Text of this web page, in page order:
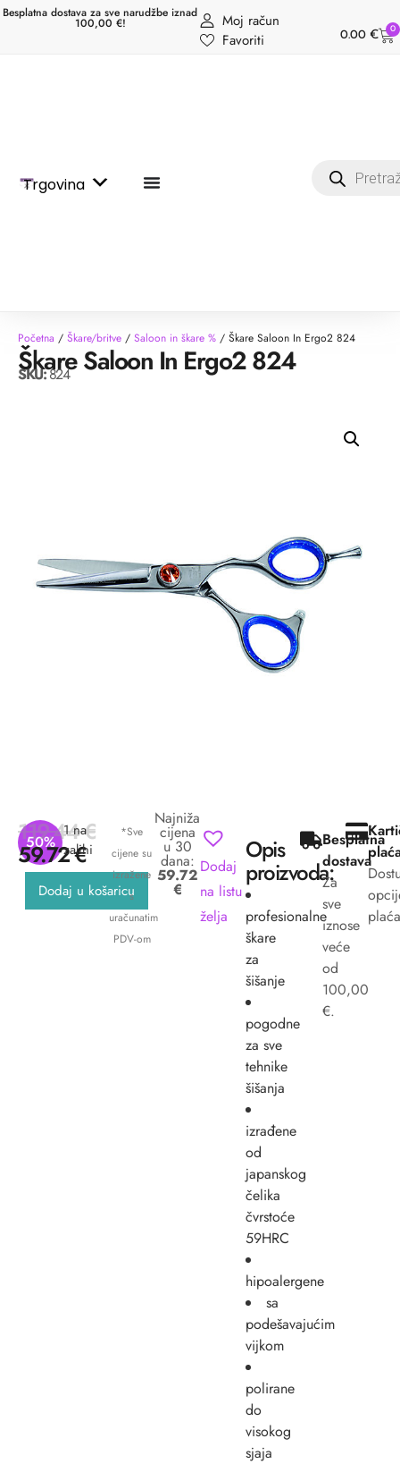
Besplatna dostava za sve narudžbe iznad
100,00 €!
Moj račun
Favoriti
0.00 € 0
Trgovina
Početna / Škare/britve / Saloon in škare % / Škare Saloon In Ergo2 824
Škare Saloon In Ergo2 824
SKU:824
50%
119.44€
59.72€
1 na
zalihi
Dodaj u košaricu
*Sve
cijene su
izražene
s
uračunatim
PDV-om
Najniža
cijena
u 30
dana:
59.72
€
Dodaj
na listu
želja
Opis
proizvoda:
profesionalne
škare
za
šišanje
pogodne
za sve
tehnike
šišanja
izrađene
od
japanskog
čelika
čvrstoće
59HRC
hipoalergene
sa
podešavajućim
vijkom
polirane
do
visokog
sjaja
Besplatna
dostava
Za
sve
iznose
veće
od
100,00
€.